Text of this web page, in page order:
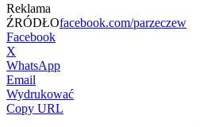
Reklama
ŹRÓDŁOfacebook.com/parzeczew
Facebook
X
WhatsApp
Email
Wydrukować
Copy URL